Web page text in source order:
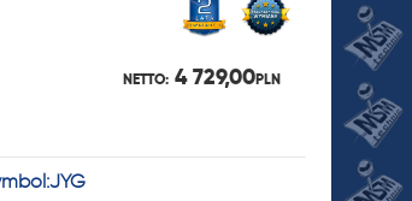
NETTO: 4 729,00PLN